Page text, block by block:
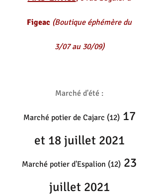
Figeac (Boutique éphémère du
3/07 au 30/09)
Marché d'été :
Marché potier de Cajarc (12)17
et 18 juillet 2021
Marché potier d'Espalion (12) 23
juillet 2021